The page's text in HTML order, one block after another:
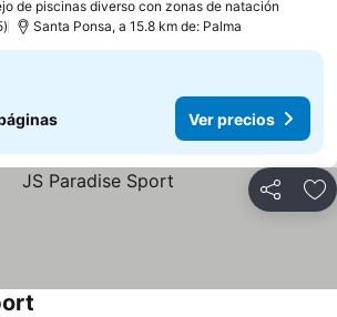
de piscinas diverso con zonas de natación
Santa Ponsa, a 15.8 km de: Palma
Ver precios
Compartir